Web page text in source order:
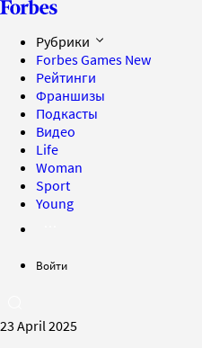
Рубрики
Forbes Games New
Рейтинги
Франшизы
Подкасты
Видео
Life
Woman
Sport
Young
Войти
23 April 2025